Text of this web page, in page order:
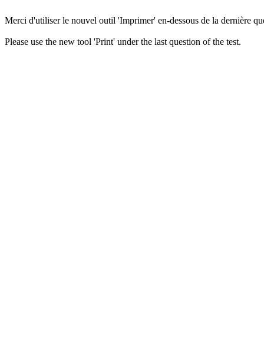
Merci d'utiliser le nouvel outil 'Imprimer' en-dessous de la dernière
Please use the new tool 'Print' under the last question of the test.